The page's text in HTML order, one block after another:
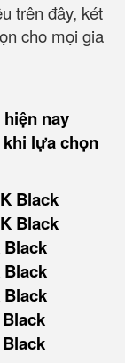
trên đây, két
cho mọi gia
nay
lựa chọn
Black
Black
Black
Black
Black